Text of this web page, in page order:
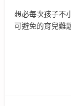
想必每次孩子不
可避免的育兒難